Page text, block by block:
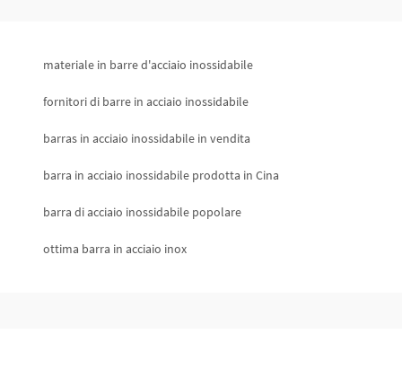
materiale in barre d'acciaio inossidabile
fornitori di barre in acciaio inossidabile
barras in acciaio inossidabile in vendita
barra in acciaio inossidabile prodotta in Cina
barra di acciaio inossidabile popolare
ottima barra in acciaio inox